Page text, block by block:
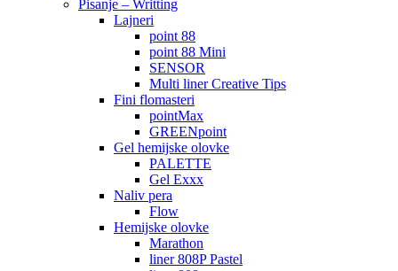
Pisanje – Writting
Lajneri
point 88
point 88 Mini
SENSOR
Multi liner Creative Tips
Fini flomasteri
pointMax
GREENpoint
Gel hemijske olovke
PALETTE
Gel Exxx
Naliv pera
Flow
Hemijske olovke
Marathon
liner 808P Pastel